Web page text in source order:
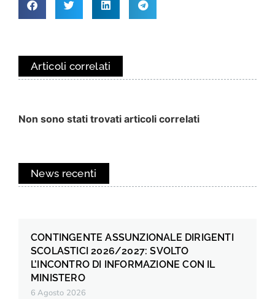
Articoli correlati
Non sono stati trovati articoli correlati
News recenti
CONTINGENTE ASSUNZIONALE DIRIGENTI
SCOLASTICI 2026/2027: SVOLTO
L’INCONTRO DI INFORMAZIONE CON IL
MINISTERO
6 Agosto 2026